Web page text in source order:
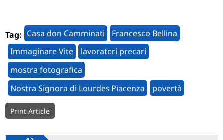
Tag: Casa don Camminati
Francesco Bellina
Immaginare Vite
lavoratori precari
mostra fotografica
Nostra Signora di Lourdes Piacenza
povertà
Print Article